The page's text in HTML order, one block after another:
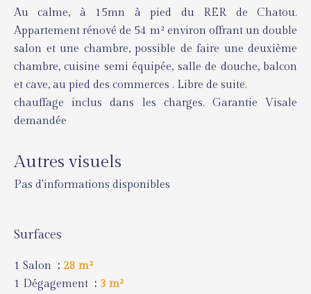
Au calme, à 15mn à pied du RER de Chatou.
Appartement rénové de 54 m² environ offrant un double
salon et une chambre, possible de faire une deuxième
chambre, cuisine semi équipée, salle de douche, balcon
et cave, au pied des commerces . Libre de suite.
chauffage inclus dans les charges. Garantie Visale
demandée
Autres visuels
Pas d'informations disponibles
Surfaces
1 Salon
28 m²
1 Dégagement
3 m²